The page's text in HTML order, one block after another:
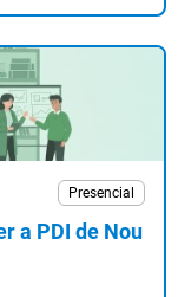
Presencial
a PDI de Nou